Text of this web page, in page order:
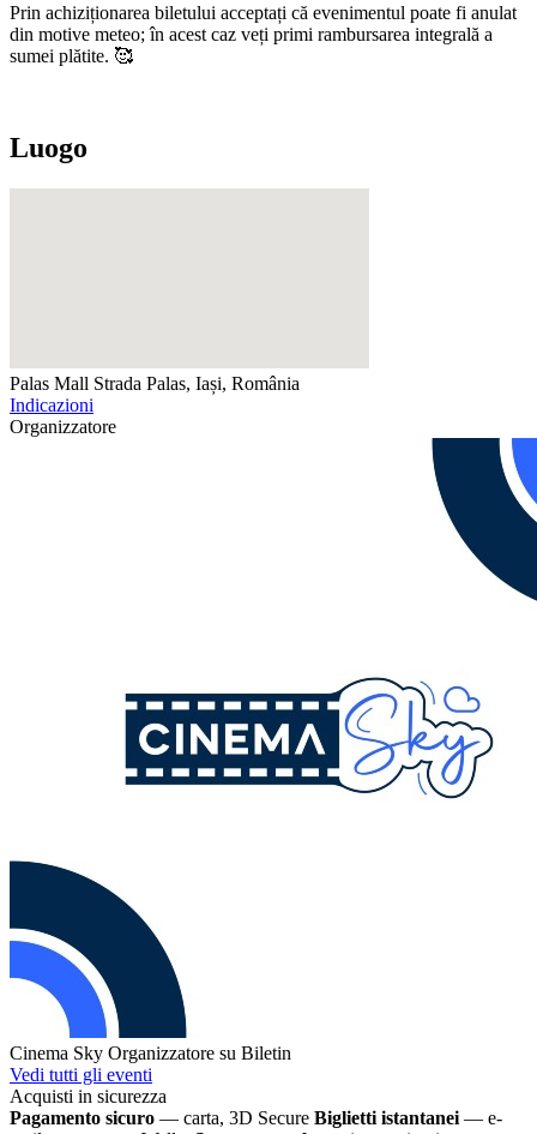
Prin achiziționarea biletului acceptați că evenimentul poate fi anulat
din motive meteo; în acest caz veți primi rambursarea integrală a
sumei plătite. 🥰
Luogo
Palas Mall Strada Palas, Iași, România
Indicazioni
Organizzatore
Cinema Sky Organizzatore su Biletin
Vedi tutti gli eventi
Acquisti in sicurezza
Pagamento sicuro — carta, 3D Secure Biglietti istantanei — e-